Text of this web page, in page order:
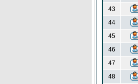
43
44
45
46
47
48